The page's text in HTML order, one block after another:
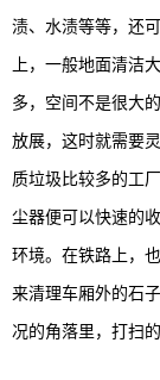
渍、水渍等等，还
上，一般地面清洁
多，空间不是很大
放展，这时就需要
质垃圾比较多的工
尘器便可以快速的
环境。在铁路上，
来清理车厢外的石
况的角落里，打扫